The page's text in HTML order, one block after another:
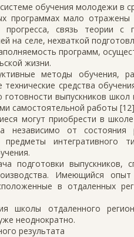
обучения молодежи в
программах мало отражены
прогресса, связь теории с
на селе, нехваткой
программ,
жизни.
методы обучения,
средства
выпускников школ
самостоятельной работы
могут приобрести в
независимо от
интегративного
подготовки выпускников,
Имеющийся
в отдаленных
школы отдаленного
неоднократно.
результата